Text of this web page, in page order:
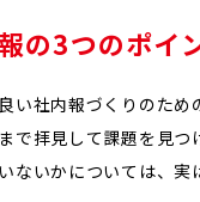
の3つのポイ
い社内報づくりのた
で拝見して課題を見
ないかについては、実